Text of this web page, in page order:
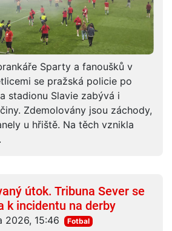
Sparty a fanoušků v
se pražská policie po
stadionu Slavie zabývá i
Zdemolovány jsou záchody,
u hřiště. Na těch vznikla
útok. Tribuna Sever se
k incidentu na derby
2026, 15:46 Fotbal